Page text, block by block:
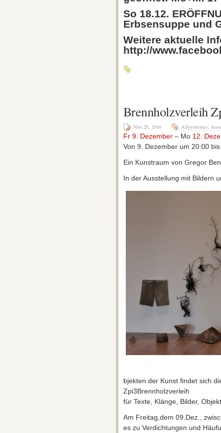
So 18.12.
Erbsensuppe und
Weitere aktuelle
http://
Brennholzverleih
Nov 28, 2016 Allgemeines,
Fr 9. Dezember – Mo 12.
Von 9. Dezember um 20:00
Ein Kunstraum von Gregor
In der Ausstellung mit Bildern
bjekten der Kunst findet sich
Zpi3Brennholzverleih
für Texte, Klänge, Bilder,
Am Freitag,dem 09.Dez.,
es zu Verdichtungen und